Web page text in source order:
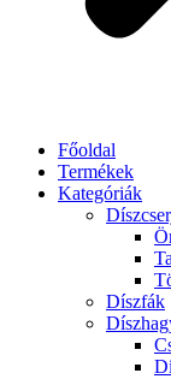
Főoldal
Termékek
Kategóriák
Díszfák